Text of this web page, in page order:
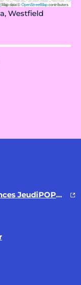
|Map data ©OpenStreetMapcontributors
Westfield
Programme détaillé des séances JeudiPOPUP!